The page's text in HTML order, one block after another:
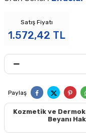
Satış Fiyatı
1.572,42 TL
Paylaş
Kozmetik ve
Beyanı